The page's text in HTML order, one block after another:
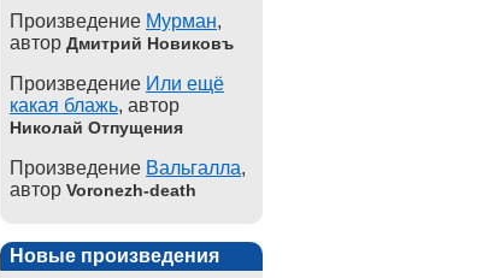
Произведение Мурман,
автор Дмитрий Новиковъ
Произведение Или ещё
какая блажь, автор
Николай Отпущения
Произведение Вальгалла,
автор Voronezh-death
Новые произведения